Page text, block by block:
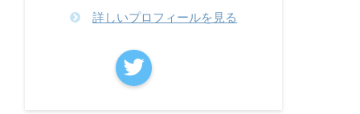
詳しいプロフィールを見る